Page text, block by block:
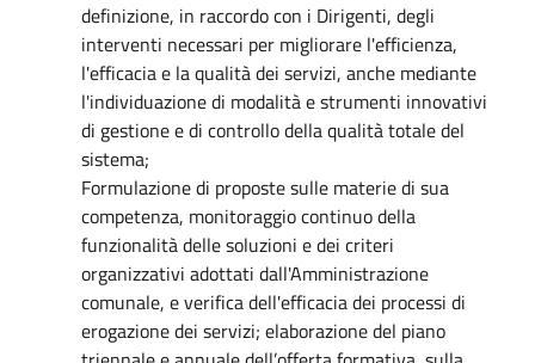
definizione, in raccordo con i Dirigenti, degli
interventi necessari per migliorare l'efficienza,
l'efficacia e la qualità dei servizi, anche mediante
l'individuazione di modalità e strumenti innovativi
di gestione e di controllo della qualità totale del
sistema;
Formulazione di proposte sulle materie di sua
competenza, monitoraggio continuo della
funzionalità delle soluzioni e dei criteri
organizzativi adottati dall'Amministrazione
comunale, e verifica dell'efficacia dei processi di
erogazione dei servizi; elaborazione del piano